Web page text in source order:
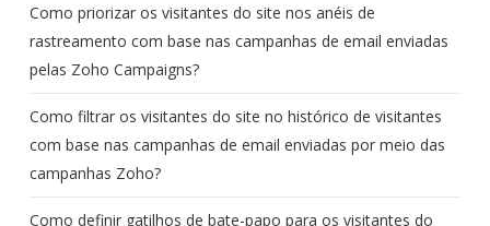
Como priorizar os visitantes do site nos anéis de
rastreamento com base nas campanhas de email enviadas
pelas Zoho Campaigns?
Como filtrar os visitantes do site no histórico de visitantes
com base nas campanhas de email enviadas por meio das
campanhas Zoho?
Como definir gatilhos de bate-papo para os visitantes do